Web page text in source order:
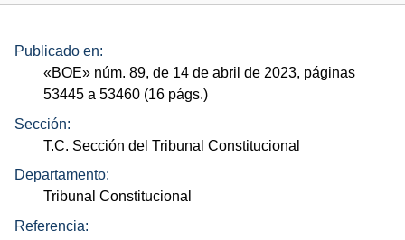
Publicado en:
«BOE» núm. 89, de 14 de abril de 2023, páginas
53445 a 53460 (16 págs.)
Sección:
T.C. Sección del Tribunal Constitucional
Departamento:
Tribunal Constitucional
Referencia: